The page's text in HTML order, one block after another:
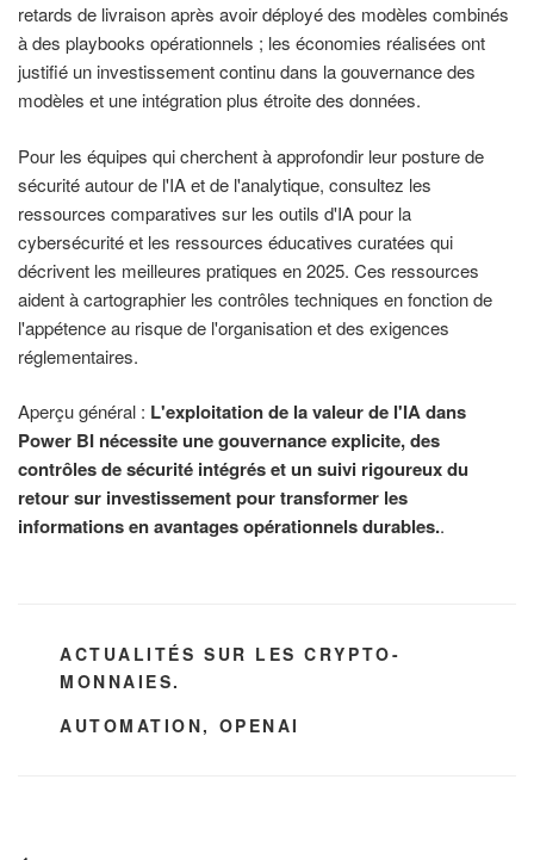
retards de livraison après avoir déployé des modèles combinés
à des playbooks opérationnels ; les économies réalisées ont
justifié un investissement continu dans la gouvernance des
modèles et une intégration plus étroite des données.
Pour les équipes qui cherchent à approfondir leur posture de
sécurité autour de l'IA et de l'analytique, consultez les
ressources comparatives sur les outils d'IA pour la
cybersécurité et les ressources éducatives curatées qui
décrivent les meilleures pratiques en 2025. Ces ressources
aident à cartographier les contrôles techniques en fonction de
l'appétence au risque de l'organisation et des exigences
réglementaires.
Aperçu général : L'exploitation de la valeur de l'IA dans
Power BI nécessite une gouvernance explicite, des
contrôles de sécurité intégrés et un suivi rigoureux du
retour sur investissement pour transformer les
informations en avantages opérationnels durables..
CATÉGORIES
ACTUALITÉS SUR LES CRYPTO-
MONNAIES.
ÉTIQUETTES
AUTOMATION, OPENAI